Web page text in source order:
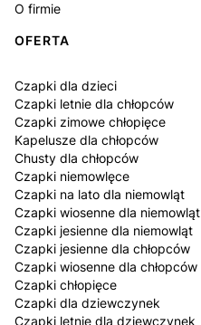
O firmie
OFERTA
Czapki dla dzieci
Czapki letnie dla chłopców
Czapki zimowe chłopięce
Kapelusze dla chłopców
Chusty dla chłopców
Czapki niemowlęce
Czapki na lato dla niemowląt
Czapki wiosenne dla niemowląt
Czapki jesienne dla niemowląt
Czapki jesienne dla chłopców
Czapki wiosenne dla chłopców
Czapki chłopięce
Czapki dla dziewczynek
Czapki letnie dla dziewczynek